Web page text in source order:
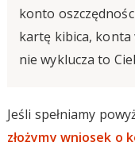
konto
kartę kibica, konta
nie wyklucza to
Jeśli spełniamy
złożymy wniosek o